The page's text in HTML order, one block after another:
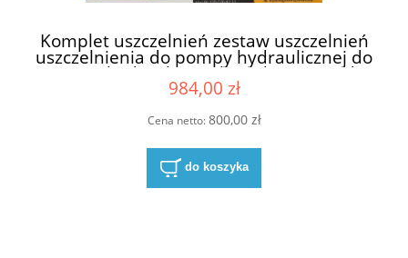
Komplet uszczelnień zestaw uszczelnień
uszczelnienia do pompy hydraulicznej do
pomp hydraulicznych Hydreco David
Brown PC22131610C5
984,00 zł
Cena netto:800,00 zł
do koszyka